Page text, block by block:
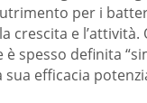
per i
crescita e l’attività.
è spesso definita
efficacia